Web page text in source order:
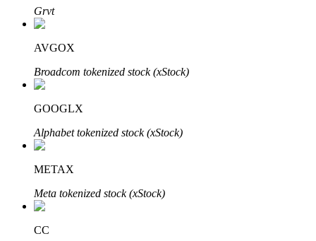
Grvt
AVGOX
Broadcom tokenized stock (xStock)
GOOGLX
Alphabet tokenized stock (xStock)
METAX
Meta tokenized stock (xStock)
CC